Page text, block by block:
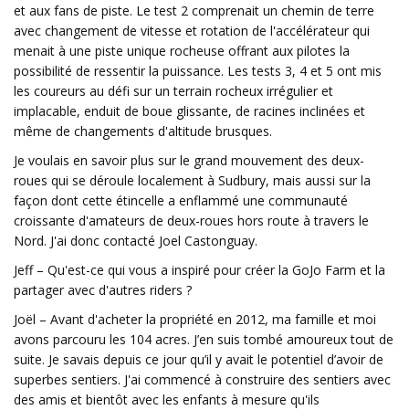
et aux fans de piste. Le test 2 comprenait un chemin de terre
avec changement de vitesse et rotation de l'accélérateur qui
menait à une piste unique rocheuse offrant aux pilotes la
possibilité de ressentir la puissance. Les tests 3, 4 et 5 ont mis
les coureurs au défi sur un terrain rocheux irrégulier et
implacable, enduit de boue glissante, de racines inclinées et
même de changements d'altitude brusques.
Je voulais en savoir plus sur le grand mouvement des deux-
roues qui se déroule localement à Sudbury, mais aussi sur la
façon dont cette étincelle a enflammé une communauté
croissante d'amateurs de deux-roues hors route à travers le
Nord. J'ai donc contacté Joel Castonguay.
Jeff – Qu'est-ce qui vous a inspiré pour créer la GoJo Farm et la
partager avec d'autres riders ?
Joël – Avant d'acheter la propriété en 2012, ma famille et moi
avons parcouru les 104 acres. J’en suis tombé amoureux tout de
suite. Je savais depuis ce jour qu’il y avait le potentiel d’avoir de
superbes sentiers. J'ai commencé à construire des sentiers avec
des amis et bientôt avec les enfants à mesure qu'ils